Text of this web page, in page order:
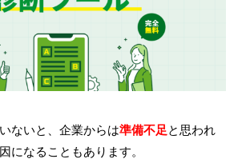
ないと、企業からは準備不足と思われ
になることもあります。